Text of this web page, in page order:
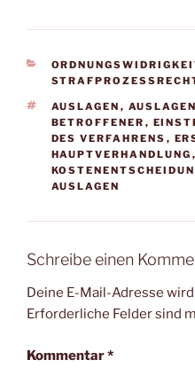
KATEGORIEN
SCHLAGWÖRTER
AUSLAGEN ,
BETROFFENER ,
DES VERFAHRENS ,
HAUPTVERHANDLUNG ,
AUSLAGEN
Schreibe einen
Deine E-Mail-Adresse
Erforderliche Felder sind
Kommentar*